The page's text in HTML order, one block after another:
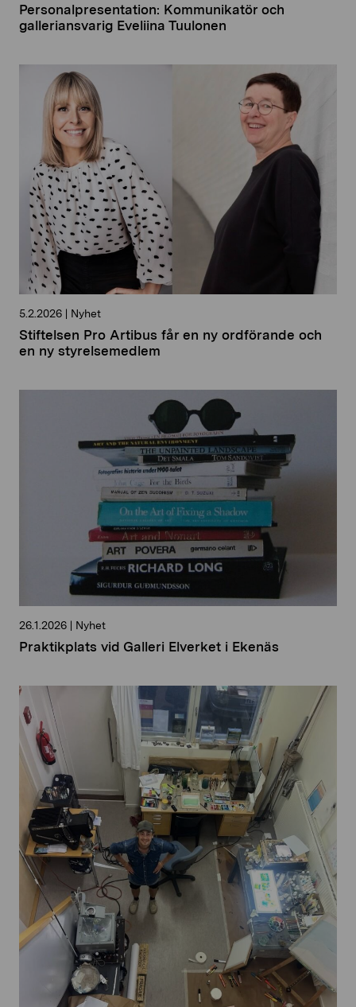
Personalpresentation: Kommunikatör och
galleriansvarig Eveliina Tuulonen
5.2.2026 | Nyhet
Stiftelsen Pro Artibus får en ny ordförande och
en ny styrelsemedlem
26.1.2026 | Nyhet
Praktikplats vid Galleri Elverket i Ekenäs